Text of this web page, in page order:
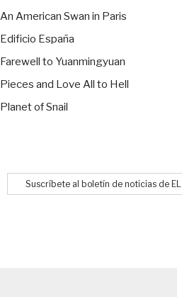
An American Swan in Paris
Edificio España
Farewell to Yuanmingyuan
Pieces and Love All to Hell
Planet of Snail
Suscríbete al boletín de noticias de EL